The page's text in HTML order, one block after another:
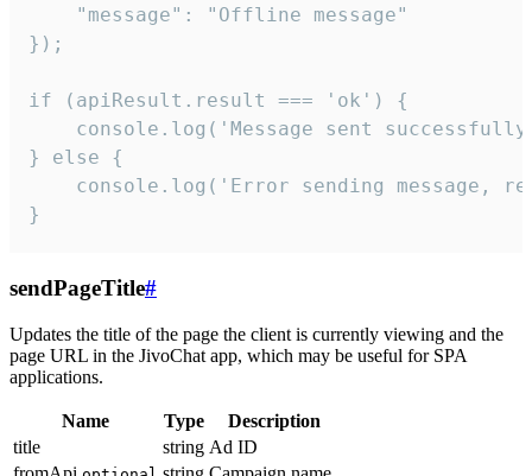
    "message": "Offline message"
});
if (apiResult.result === 'ok') {
console.log('Message sent
} else {
console.log('Error sending message,
}
sendPageTitle#
Updates the title of the page the client is currently viewing and the
page URL in the JivoChat app, which may be useful for SPA
applications.
Name Type
Description
title
string Ad ID